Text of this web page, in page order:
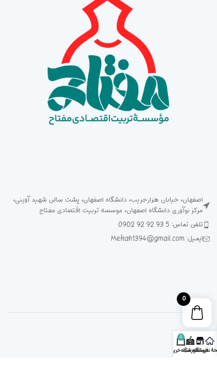
اصفهان، خیابان هزارجریب، دانشگاه اصفهان، پشت سالن شهید آوینی،
مرکز نوآوری دانشگاه اصفهان، موسسه تربیت اقتصادی مفتاح
تلفن تماس: 5 93 92 92 0902
ایمیل: Meftah1394@gmail.com
0
نخست
فروشگاهآموزشگاه
0
سبد خرید